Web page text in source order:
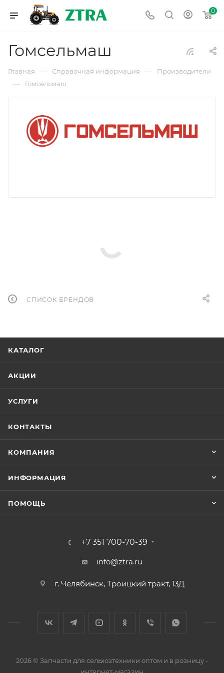
0
Гомсельмаш
Главная — Справочная информация — Производители
— Гомсельмаш
СПИСОК БРЕНДОВ
КАТАЛОГ
АКЦИИ
УСЛУГИ
КОНТАКТЫ
КОМПАНИЯ
ИНФОРМАЦИЯ
ПОМОЩЬ
+7 351 700-70-39
info@ztra.ru
г. Челябинск, Троицкий тракт, 13Д
2026 © Запчасти для сельхозтехники оптом и в розницу -